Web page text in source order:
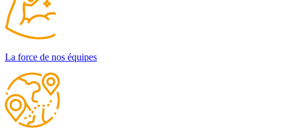
La force de nos équipes